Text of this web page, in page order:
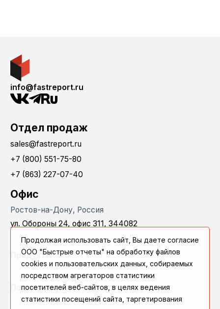
info@fastreport.ru
Отдел продаж
sales@fastreport.ru
+7 (800) 551-75-80
+7 (863) 227-07-40
Офис
Ростов-на-Дону, Россия
ул. Обороны 24, офис 311, 344082
Продукты
Поддержка
Продолжая использовать сайт, Вы даете согласие
ООО "Быстрые отчеты" на обработку файлов
cookies и пользовательских данных, собираемых
посредством агрегаторов статистики
посетителей веб-сайтов, в целях ведения
статистики посещений сайта, таргетирования